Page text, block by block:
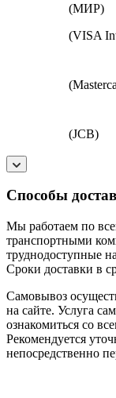
(МИР)
(VISA
(JCB)
Способы
Мы работаем по
транспортными
труднодоступные
Сроки доставки в
Самовывоз
на сайте. Услуга
ознакомиться со
Рекомендуется
непосредственно